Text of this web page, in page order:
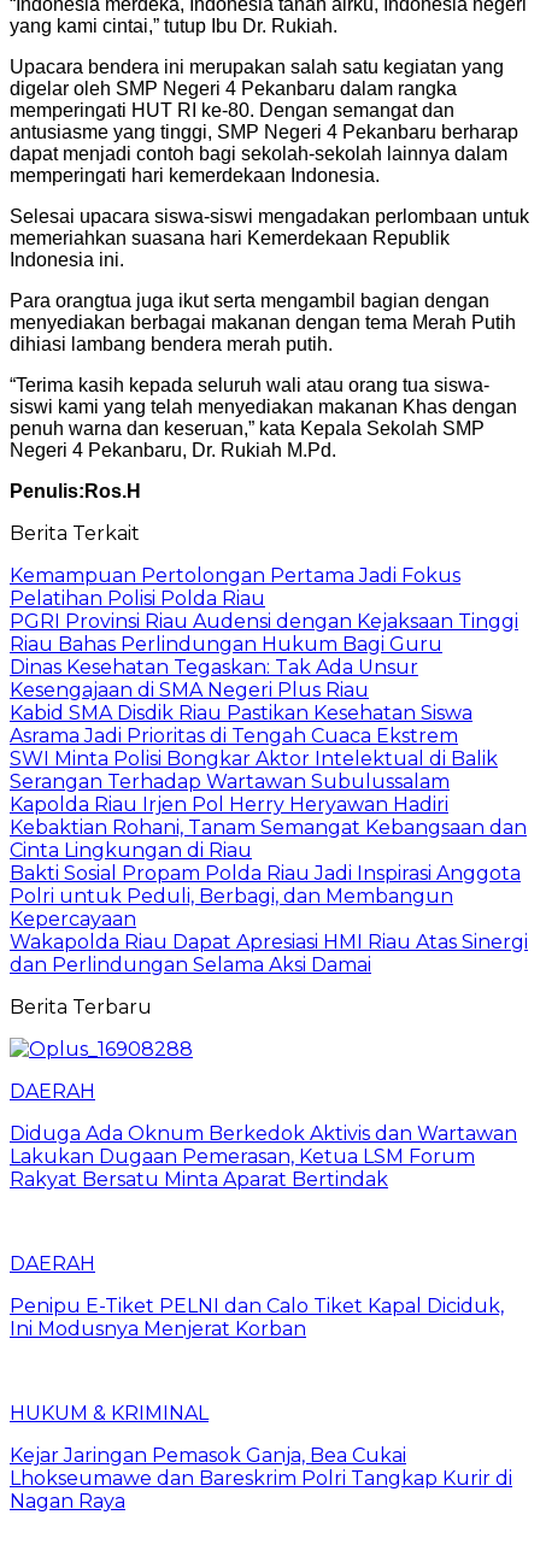
yang kami cintai,” tutup Ibu Dr. Rukiah.
Upacara bendera ini merupakan salah satu kegiatan yang
digelar oleh SMP Negeri 4 Pekanbaru dalam rangka
memperingati HUT RI ke-80. Dengan semangat dan
antusiasme yang tinggi, SMP Negeri 4 Pekanbaru berharap
dapat menjadi contoh bagi sekolah-sekolah lainnya dalam
memperingati hari kemerdekaan Indonesia.
Selesai upacara siswa-siswi mengadakan perlombaan untuk
memeriahkan suasana hari Kemerdekaan Republik
Indonesia ini.
Para orangtua juga ikut serta mengambil bagian dengan
menyediakan berbagai makanan dengan tema Merah Putih
dihiasi lambang bendera merah putih.
“Terima kasih kepada seluruh wali atau orang tua siswa-
siswi kami yang telah menyediakan makanan Khas dengan
penuh warna dan keseruan,” kata Kepala Sekolah SMP
Negeri 4 Pekanbaru, Dr. Rukiah M.Pd.
Penulis:Ros.H
Berita Terkait
Kemampuan Pertolongan Pertama Jadi Fokus
Pelatihan Polisi Polda Riau
PGRI Provinsi Riau Audensi dengan Kejaksaan Tinggi
Riau Bahas Perlindungan Hukum Bagi Guru
Dinas Kesehatan Tegaskan: Tak Ada Unsur
Kesengajaan di SMA Negeri Plus Riau
Kabid SMA Disdik Riau Pastikan Kesehatan Siswa
Asrama Jadi Prioritas di Tengah Cuaca Ekstrem
SWI Minta Polisi Bongkar Aktor Intelektual di Balik
Serangan Terhadap Wartawan Subulussalam
Kapolda Riau Irjen Pol Herry Heryawan Hadiri
Kebaktian Rohani, Tanam Semangat Kebangsaan dan
Cinta Lingkungan di Riau
Bakti Sosial Propam Polda Riau Jadi Inspirasi Anggota
Polri untuk Peduli, Berbagi, dan Membangun
Kepercayaan
Wakapolda Riau Dapat Apresiasi HMI Riau Atas Sinergi
dan Perlindungan Selama Aksi Damai
Berita Terbaru
DAERAH
Diduga Ada Oknum Berkedok Aktivis dan Wartawan
Lakukan Dugaan Pemerasan, Ketua LSM Forum
Rakyat Bersatu Minta Aparat Bertindak
DAERAH
Penipu E-Tiket PELNI dan Calo Tiket Kapal Diciduk,
Ini Modusnya Menjerat Korban
HUKUM & KRIMINAL
Kejar Jaringan Pemasok Ganja, Bea Cukai
Lhokseumawe dan Bareskrim Polri Tangkap Kurir di
Nagan Raya